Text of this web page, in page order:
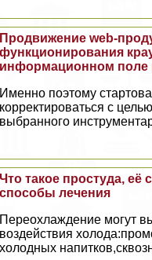
Продвижение web-
функционирования
информационном поле
Именно поэтому
корректироваться с
выбранного
Что такое простуда,
способы лечения
Переохлаждение могут
воздействия
холодных